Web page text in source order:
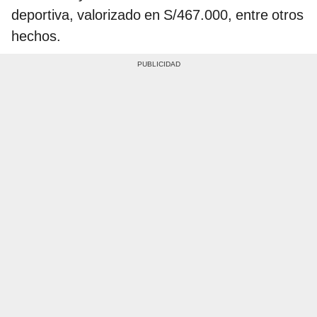
deportiva, valorizado en S/467.000, entre otros
hechos.